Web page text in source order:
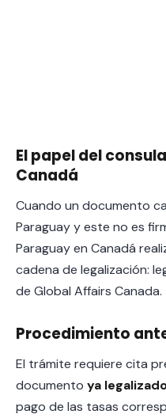
El papel del
Canadá
Cuando un documento
Paraguay y este no es
Paraguay en Canadá
cadena de legalización:
de Global Affairs Canada.
Procedimiento
El trámite requiere cita
documento ya
pago de las tasas